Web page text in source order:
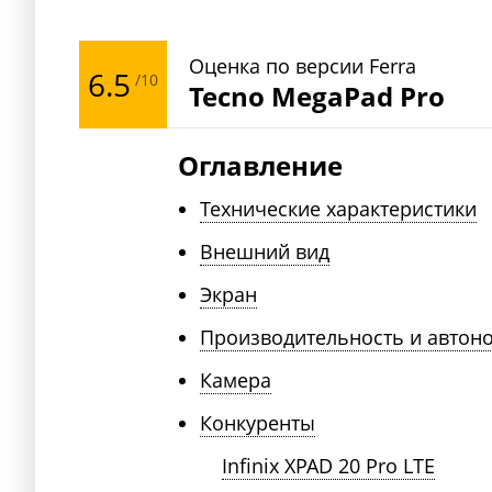
6.5 /10 Оценка по версии Ferra
Tecno MegaPad Pro
Оглавление
Технические характеристики
Внешний вид
Экран
Производительность и
Камера
Конкуренты
Infinix XPAD 20 Pro LTE